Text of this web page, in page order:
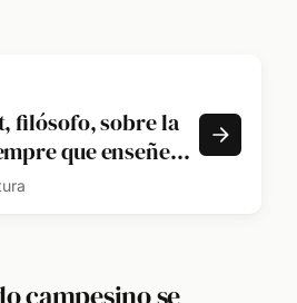
filósofo, sobre la
que enseñes,
dudar de lo que